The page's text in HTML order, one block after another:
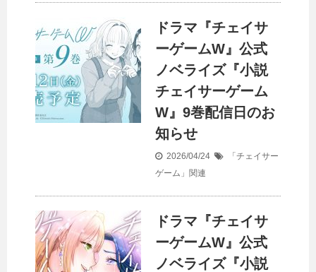
ドラマ『チェイサ
ーゲームW』公式
ノベライズ『小説
チェイサーゲーム
W』9巻配信日のお
知らせ
2026/04/24
「チェイサー
ゲーム」関連
ドラマ『チェイサ
ーゲームW』公式
ノベライズ『小説